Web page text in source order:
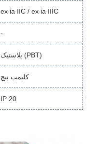
ex ia IIC / ex ia IIIC
-
پلاستیک (PBT)
کلیمپ پیچ
IP 20